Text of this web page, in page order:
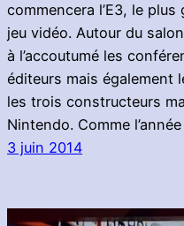
commencera l’E3, le
jeu vidéo. Autour du
à l’accoutumé les
éditeurs mais également
les trois constructeurs
Nintendo. Comme
3 juin 2014